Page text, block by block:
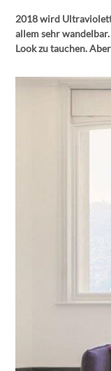
2018 wird
allem sehr
Look zu tauchen.